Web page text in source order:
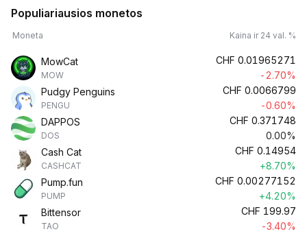
Populiariausios monetos
Moneta Kaina ir 24 val. %
MowCat
MOW
CHF 0.01965271
-2.70%
Pudgy Penguins
PENGU
CHF 0.0066799
-0.60%
DAPPOS
DOS
CHF 0.371748
0.00%
Cash Cat
CASHCAT
CHF 0.14954
+8.70%
Pump.fun
PUMP
CHF 0.00277152
+4.20%
Bittensor
TAO
CHF 199.97
-3.40%